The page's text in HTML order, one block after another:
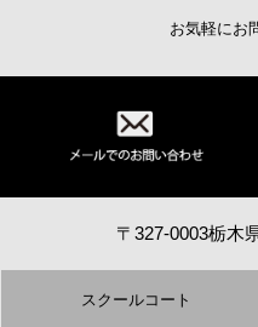
お気軽にお
〒327-0003栃木
スクールコート